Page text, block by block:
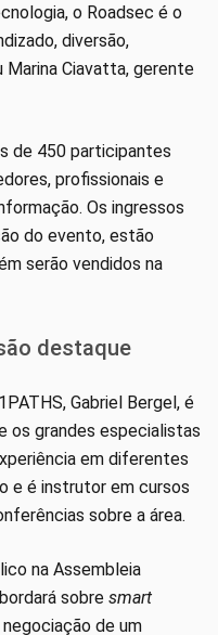
o Roadsec é o
diversão,
Marina Ciavatta, gerente
de 450 participantes
profissionais e
Os ingressos
do evento, estão
serão vendidos na
destaque
Gabriel Bergel, é
os grandes especialistas
em diferentes
e é instrutor em cursos
sobre a área.
na Assembleia
sobre smart
de um